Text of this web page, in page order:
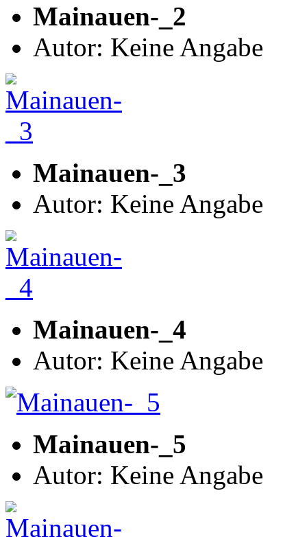
Mainauen-_2
Autor: Keine Angabe
Mainauen-_3
Autor: Keine Angabe
Mainauen-_4
Autor: Keine Angabe
Mainauen-_5
Autor: Keine Angabe